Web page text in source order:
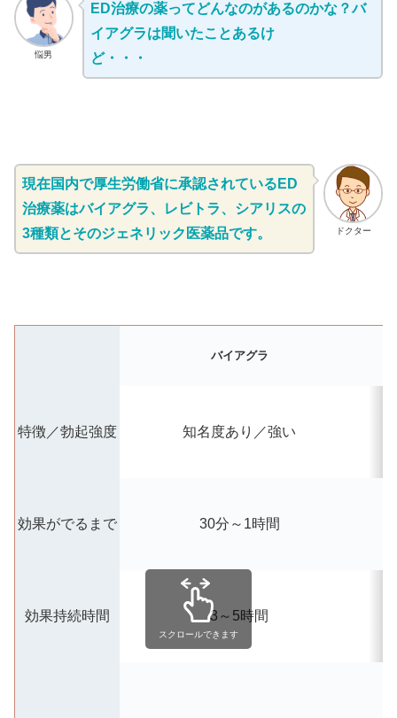
悩男
ED治療の薬ってどんなのがあるのかな？バ
イアグラは聞いたことあるけ
ど・・・
ドクター
現在国内で厚生労働省に承認されているED
治療薬はバイアグラ、レビトラ、シアリスの
3種類とそのジェネリック医薬品です。
バイアグラ
特徴／勃起強度 知名度あり／強い
効果がでるまで 30分～1時間
効果持続時間 3～5時間
スクロールできます